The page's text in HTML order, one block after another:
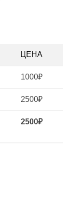
ЦЕНА
1000₽
2500₽
2500₽